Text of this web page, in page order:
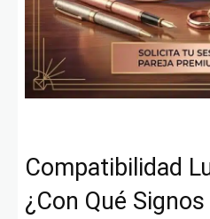
Compatibilidad
¿Con Qué